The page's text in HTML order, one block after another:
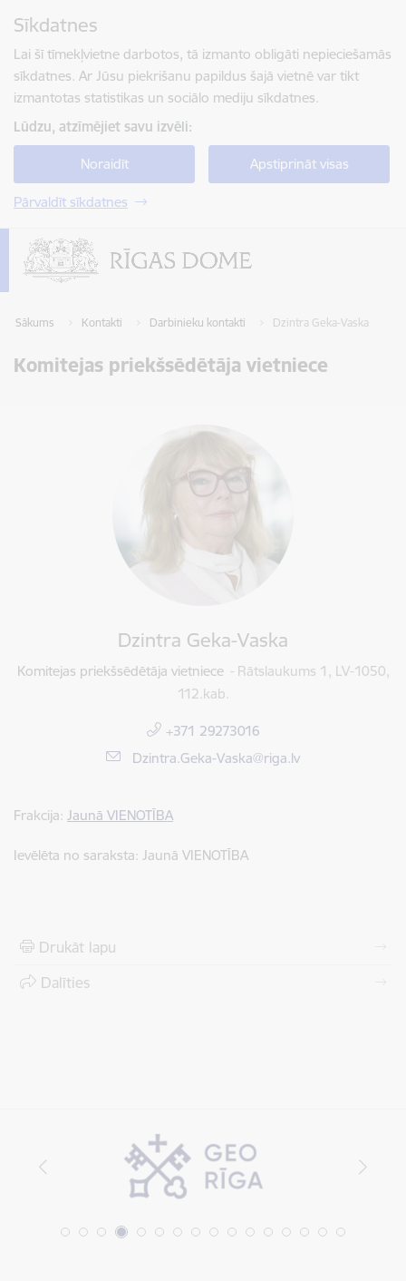
Sīkdatnes
Lai šī tīmekļvietne darbotos, tā izmanto obligāti nepieciešamās
sīkdatnes. Ar Jūsu piekrišanu papildus šajā vietnē var tikt
izmantotas statistikas un sociālo mediju sīkdatnes.
Lūdzu, atzīmējiet savu izvēli:
Noraidīt Apstiprināt visas
Pārvaldīt sīkdatnes
Sākums Kontakti Darbinieku kontakti Dzintra Geka-Vaska
Komitejas priekšsēdētāja vietniece
Dzintra Geka-Vaska
Komitejas priekšsēdētāja vietniece
Rātslaukums 1, LV-1050,
112.kab.
+371 29273016
E-pasts:
Dzintra.Geka-Vaska@riga.lv
Frakcija: Jaunā VIENOTĪBA
Ievēlēta no saraksta: Jaunā VIENOTĪBA
Drukāt lapu
Dalīties